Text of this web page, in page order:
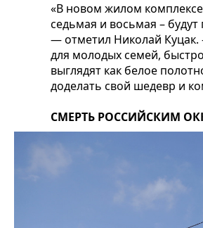
«В новом жилом
седьмая и восьмая –
—отметил Николай
для молодых семей,
выглядят как белое
доделать свой шедевр и
СМЕРТЬ РОССИЙСКИМ